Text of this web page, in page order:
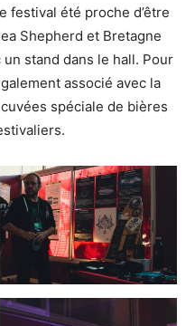
festival été proche d’être
Shepherd et Bretagne
stand dans le hall. Pour
associé avec la
cuvées spéciale de bières